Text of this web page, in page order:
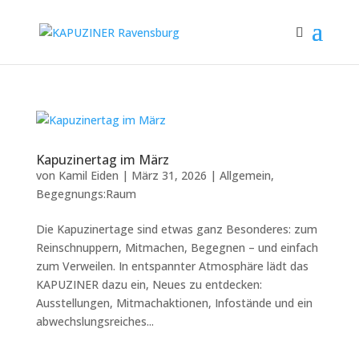
Kapuzinertag im März
von Kamil Eiden | März 31, 2026 | Allgemein,
Begegnungs:Raum
Die Kapuzinertage sind etwas ganz Besonderes: zum
Reinschnuppern, Mitmachen, Begegnen – und einfach
zum Verweilen. In entspannter Atmosphäre lädt das
KAPUZINER dazu ein, Neues zu entdecken:
Ausstellungen, Mitmachaktionen, Infostände und ein
abwechslungsreiches...